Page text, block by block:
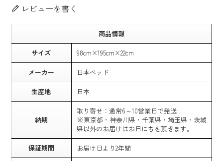
レビューを書く
商品情報
サイズ 98cm×195cm×22cm
メーカー 日本ベッド
生産地 日本
納期
取り寄せ：通常6～10営業日で発送
※東京都・神奈川県・千葉県・埼玉県・茨城
県以外のお届けはお日にちを頂きます。
保証期間 お届け日より2年間